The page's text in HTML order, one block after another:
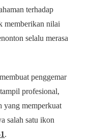
terhadap
memberikan nilai
selalu merasa
penggemar
profesional,
yang memperkuat
salah satu ikon
.